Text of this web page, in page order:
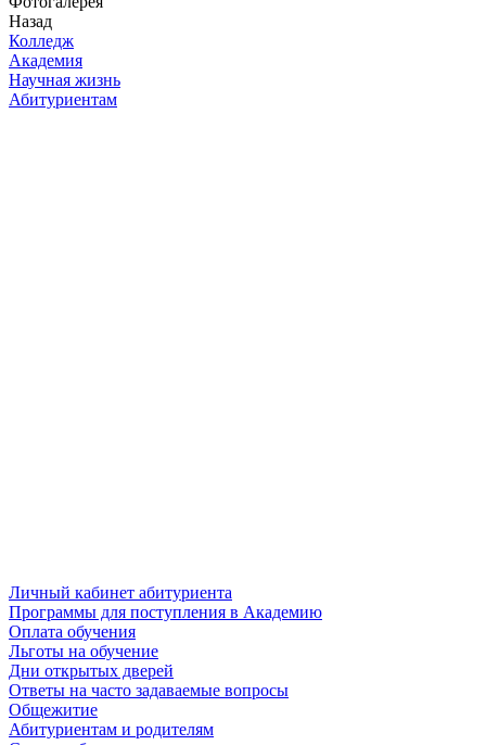
Назад
Колледж
Академия
Научная жизнь
Абитуриентам
Личный кабинет абитуриента
Программы для поступления в Академию
Оплата обучения
Льготы на обучение
Дни открытых дверей
Ответы на часто задаваемые вопросы
Общежитие
Абитуриентам и родителям